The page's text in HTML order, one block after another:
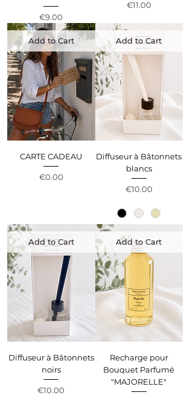
Price
€9.00
Price
€11.00
Add to Cart
CARTE CADEAU
Price
€0.00
Add to Cart
Diffuseur à Bâtonnets
blancs
Price
€10.00
Add to Cart
Diffuseur à Bâtonnets
noirs
Price
€10.00
Add to Cart
Recharge pour
Bouquet Parfumé
"MAJORELLE"